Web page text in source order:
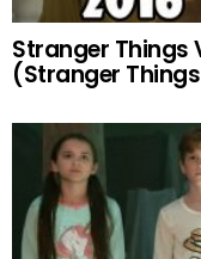
Stranger Things
(Stranger